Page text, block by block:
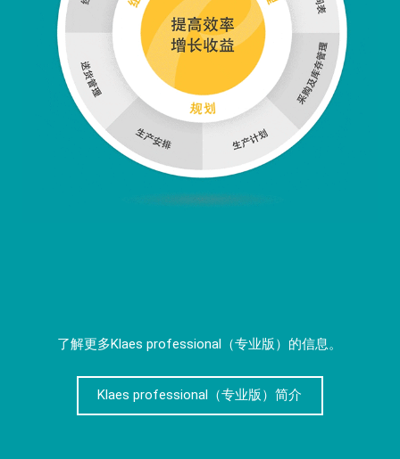
了解更多Klaes professional（专业版）的信息。
Klaes professional（专业版）简介